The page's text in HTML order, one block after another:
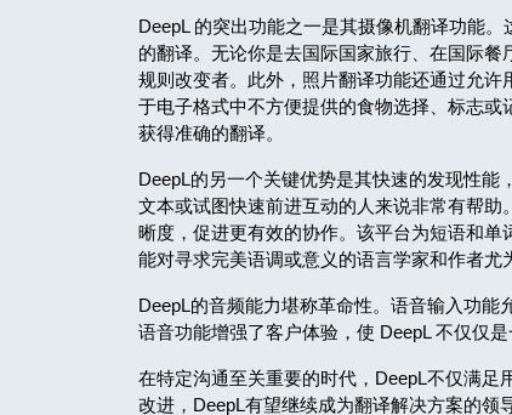
DeepL 的突出功能之一是其摄像机翻译功能
的翻译。无论你是去国际国家旅行、在国际
规则改变者。此外，照片翻译功能还通过允
于电子格式中不方便提供的食物选择、标志
获得准确的翻译。
DeepL的另一个关键优势是其快速的发现性
文本或试图快速前进互动的人来说非常有帮
晰度，促进更有效的协作。该平台为短语和
能对寻求完美语调或意义的语言学家和作者尤
DeepL的音频能力堪称革命性。语音输入功
语音功能增强了客户体验，使 DeepL 不仅仅
在特定沟通至关重要的时代，DeepL不仅满
改进，DeepL有望继续成为翻译解决方案的领